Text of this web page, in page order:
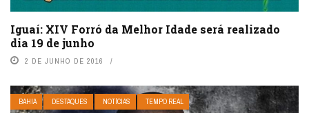
Iguaí: XIV Forró da Melhor Idade será realizado
dia 19 de junho
2 DE JUNHO DE 2016
BAHIA DESTAQUES NOTÍCIAS TEMPO REAL